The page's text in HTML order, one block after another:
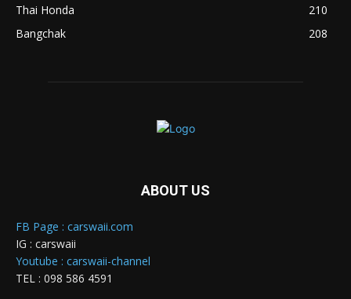
Thai Honda
210
Bangchak
208
ABOUT US
FB Page : carswaii.com
IG : carswaii
Youtube : carswaii-channel
TEL : 098 586 4591